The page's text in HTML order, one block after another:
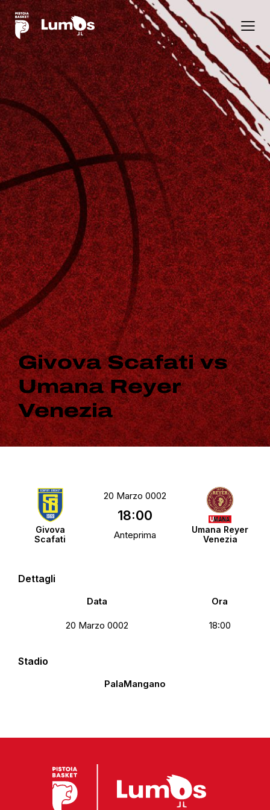
Givova Scafati vs
Umana Reyer
Venezia
Givova
Scafati
Umana Reyer
Venezia
20 Marzo 0002
18:00
Anteprima
Dettagli
Data Ora
20 Marzo 0002 18:00
Stadio
PalaMangano